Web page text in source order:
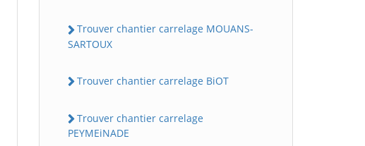
Trouver chantier carrelage MOUANS-
SARTOUX
Trouver chantier carrelage BiOT
Trouver chantier carrelage
PEYMEiNADE